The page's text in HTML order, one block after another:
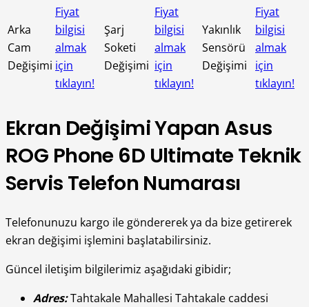
Arka
Cam
Değişimi
Fiyat
bilgisi
almak
için
tıklayın!
Şarj
Soketi
Değişimi
Fiyat
bilgisi
almak
için
tıklayın!
Yakınlık
Sensörü
Değişimi
Fiyat
bilgisi
almak
için
tıklayın!
Ekran Değişimi Yapan Asus
ROG Phone 6D Ultimate Teknik
Servis Telefon Numarası
Telefonunuzu kargo ile göndererek ya da bize getirerek
ekran değişimi işlemini başlatabilirsiniz.
Güncel iletişim bilgilerimiz aşağıdaki gibidir;
Adres:Tahtakale Mahallesi Tahtakale caddesi